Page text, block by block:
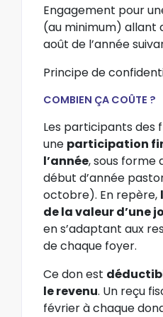
Engagement pour
(au minimum) allant
août de l’année
Principe de
COMBIEN ÇA COÛTE ?
Les participants des
une participation
l’année, sous forme
début d’année
octobre). En repère,
de la valeur d’une
en s’adaptant aux
de chaque foyer.
Ce don est
le revenu. Un reçu
février à chaque